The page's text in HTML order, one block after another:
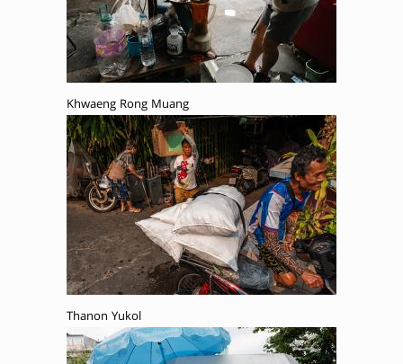
Khwaeng Rong Muang
Thanon Yukol